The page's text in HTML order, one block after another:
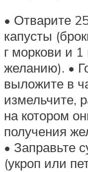
• Отварите
капусты
г моркови и 1
желанию). •
выложите в
измельчите,
на котором
получения
• Заправьте
(укроп или